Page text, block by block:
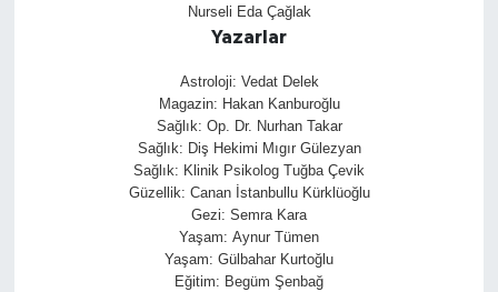
Nurseli Eda Çağlak
Yazarlar
Astroloji: Vedat Delek
Magazin: Hakan Kanburoğlu
Sağlık: Op. Dr. Nurhan Takar
Sağlık: Diş Hekimi Mıgır Gülezyan
Sağlık: Klinik Psikolog Tuğba Çevik
Güzellik: Canan İstanbullu Kürklüoğlu
Gezi: Semra Kara
Yaşam: Aynur Tümen
Yaşam: Gülbahar Kurtoğlu
Eğitim: Begüm Şenbağ